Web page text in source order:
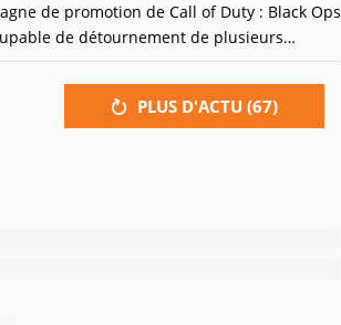
de promotion de Call of Duty : Black Ops
de détournement de plusieurs
Aujourd'hui, la justice a rendu
PLUS D'ACTU (67)